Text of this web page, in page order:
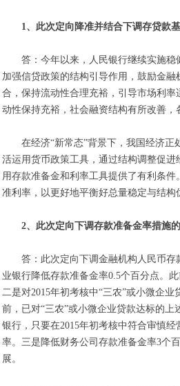
1、此次定向降准并结合下调存贷款
答：今年以来，人民银行继续实施
加强信贷政策的结构引导作用，鼓励金
合，保持流动性合理充裕，引导市场利
动性保持充裕，社会融资结构有所改善
在经济“新常态”背景下，我国经济
活运用货币政策工具，通过结构调整促
用存款准备金和利率工具提供了有利条
准利率，以更好地平衡好总量稳定与结
2、此次定向下调存款准备金率措施
答：此次定向下调金融机构人民币存
业银行降低存款准备金率0.5个百分点。
二是对2015年初考核中“三农”或小微企
前，已对“三农”或小微企业贷款达标的
银行，只要在2015年初考核中符合审慎
率。三是降低财务公司存款准备金率3个
展。